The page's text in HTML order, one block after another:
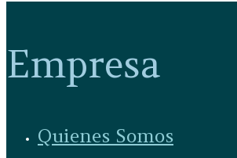
Empresa
Quienes Somos